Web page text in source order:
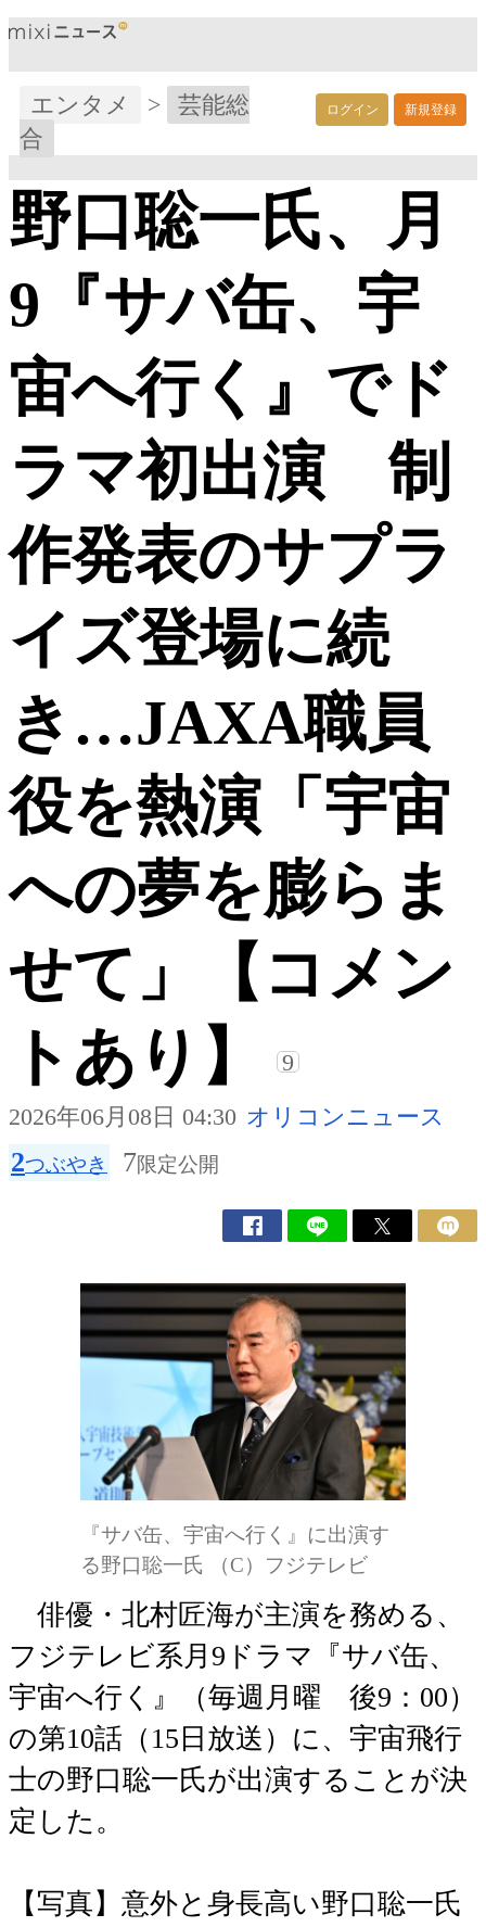
ログイン 新規登録
エンタメ >
芸能総
合
野口聡一氏、月
9『サバ缶、宇
宙へ行く』でド
ラマ初出演 制
作発表のサプラ
イズ登場に続
き…JAXA職員
役を熱演「宇宙
への夢を膨らま
せて」【コメン
トあり】
9
2026年06月08日 04:30 オリコンニュース
2つぶやき 7限定公開
『サバ缶、宇宙へ行く』に出演す
る野口聡一氏 （C）フジテレビ
俳優・北村匠海が主演を務める、
フジテレビ系月9ドラマ『サバ缶、
宇宙へ行く』（毎週月曜 後9：00）
の第10話（15日放送）に、宇宙飛行
士の野口聡一氏が出演することが決
定した。
【写真】意外と身長高い野口聡一氏